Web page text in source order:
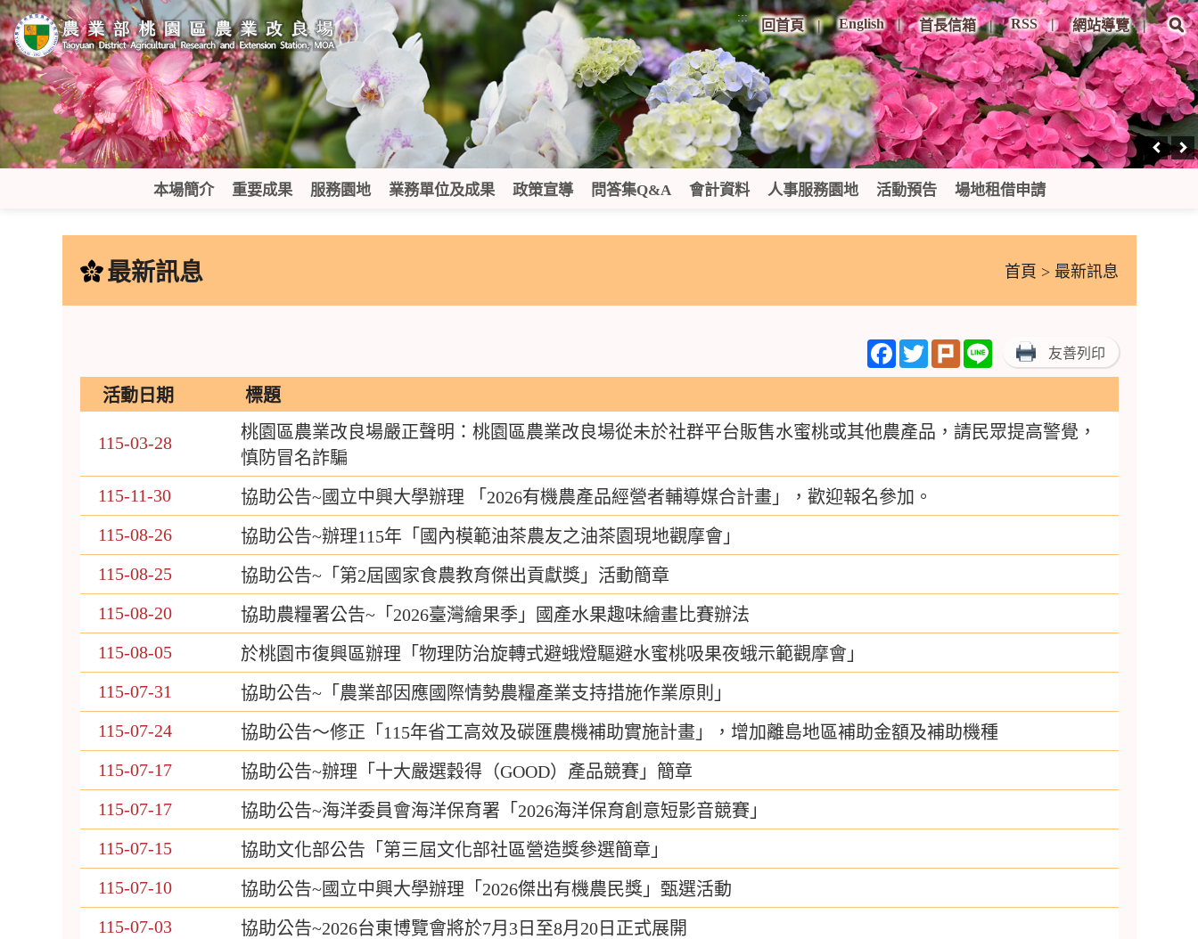
跳
到
主
要
內
容
區
塊
:::
回首頁 English 首長信箱 RSS 網站導覽
本場簡介 重要成果 服務園地 業務單位及成果 政策宣導 問答集Q&A 會計資料 人事服務園地 活動預告 場地租借申請
最新訊息 首頁 > 最新訊息
Facebook
TwitterPlurk Line 友善列印
活動日期 標題
115-03-28
桃園區農業改良場嚴正聲明：桃園區農業改良場從未於社群平台販售水蜜桃或其他農產品，請民眾提高警覺，
慎防冒名詐騙
115-11-30
協助公告~國立中興大學辦理 「2026有機農產品經營者輔導媒合計畫」，歡迎報名參加。
115-08-26
協助公告~辦理115年「國內模範油茶農友之油茶園現地觀摩會」
115-08-25
協助公告~「第2屆國家食農教育傑出貢獻獎」活動簡章
115-08-20
協助農糧署公告~「2026臺灣繪果季」國產水果趣味繪畫比賽辦法
115-08-05
於桃園市復興區辦理「物理防治旋轉式避蛾燈驅避水蜜桃吸果夜蛾示範觀摩會」
115-07-31
協助公告~「農業部因應國際情勢農糧產業支持措施作業原則」
115-07-24
協助公告～修正「115年省工高效及碳匯農機補助實施計畫」，增加離島地區補助金額及補助機種
115-07-17
協助公告~辦理「十大嚴選穀得（GOOD）產品競賽」簡章
115-07-17
協助公告~海洋委員會海洋保育署「2026海洋保育創意短影音競賽」
115-07-15
協助文化部公告「第三屆文化部社區營造獎參選簡章」
115-07-10
協助公告~國立中興大學辦理「2026傑出有機農民獎」甄選活動
115-07-03
協助公告~2026台東博覽會將於7月3日至8月20日正式展開